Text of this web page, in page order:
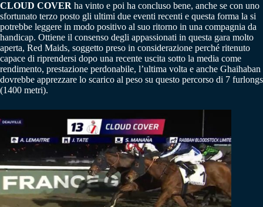
CLOUD COVER ha vinto e poi ha concluso bene, anche se con uno
sfortunato terzo posto gli ultimi due eventi recenti e questa forma la si
potrebbe leggere in modo positivo al suo ritorno in una compagnia da
handicap. Ottiene il consenso degli appassionati in questa gara molto
aperta, Red Maids, soggetto preso in considerazione perché ritenuto
capace di riprendersi dopo una recente uscita sotto la media come
rendimento, prestazione perdonabile, l’ultima volta e anche Ghaihaban
dovrebbe apprezzare lo scarico al peso su questo percorso di 7 furlongs
(1400 metri).